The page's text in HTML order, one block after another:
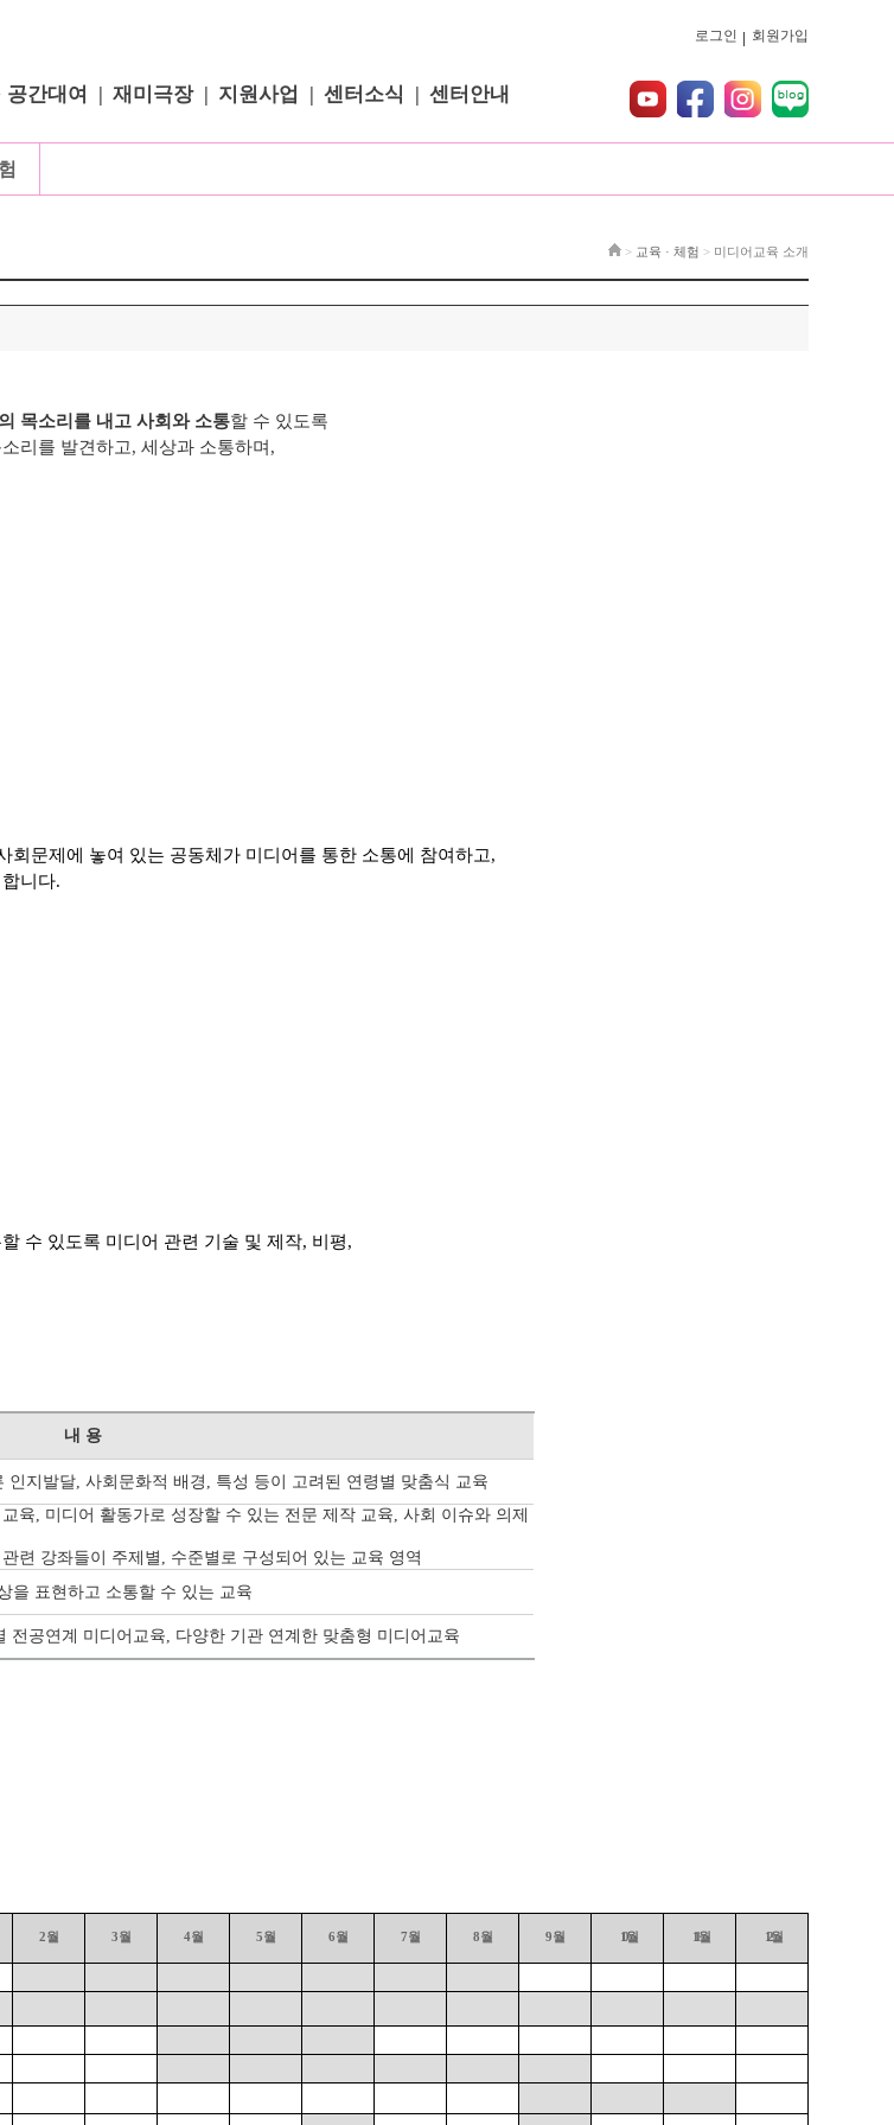
로그인 회원가입
공간대여 재미극장 지원사업 센터소식 센터안내
> 교육 · 체험 > 미디어교육 소개
목소리를 내고 사회와 소통할 수 있도록
리를 발견하고, 세상과 소통하며,
회문제에 놓여 있는 공동체가 미디어를 통한 소통에 참여하고,
니다.
수 있도록 미디어 관련 기술 및 제작, 비평,
내 용
인지발달, 사회문화적 배경, 특성 등이 고려된 연령별 맞춤식 교육
육, 미디어 활동가로 성장할 수 있는 전문 제작 교육, 사회 이슈와 의제
련 강좌들이 주제별, 수준별로 구성되어 있는 교육 영역
을 표현하고 소통할 수 있는 교육
전공연계 미디어교육, 다양한 기관 연계한 맞춤형 미디어교육
2월 3월 4월 5월 6월 7월 8월 9월 10월 11월 12월